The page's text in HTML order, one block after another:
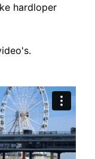
hardloper